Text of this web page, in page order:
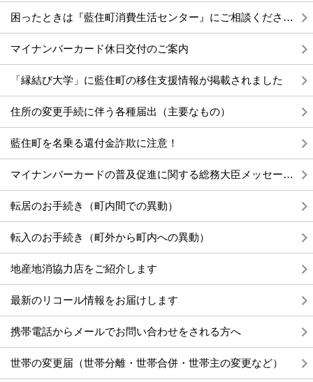
困ったときは『藍住町消費生活センター』にご相談ください！
マイナンバーカード休日交付のご案内
「縁結び大学」に藍住町の移住支援情報が掲載されました
住所の変更手続に伴う各種届出（主要なもの）
藍住町を名乗る還付金詐欺に注意！
マイナンバーカードの普及促進に関する総務大臣メッセージ動画の公開
転居のお手続き（町内間での異動）
転入のお手続き（町外から町内への異動）
地産地消協力店をご紹介します
最新のリコール情報をお届けします
携帯電話からメールでお問い合わせをされる方へ
世帯の変更届（世帯分離・世帯合併・世帯主の変更など）